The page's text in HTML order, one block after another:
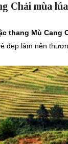
Chải mùa
thang Mù Cang
đẹp làm nên